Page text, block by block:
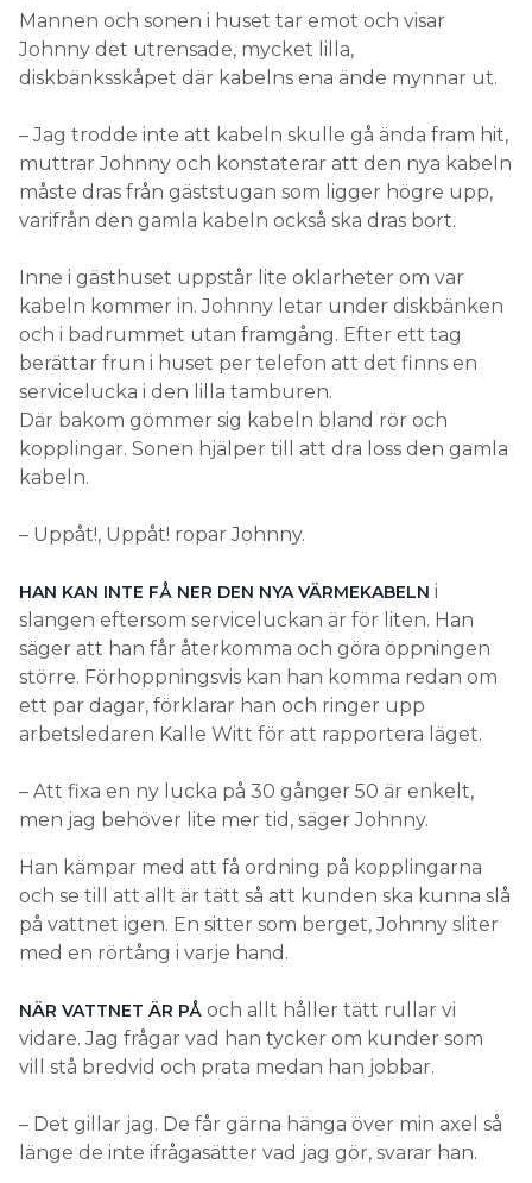
Mannen och sonen i huset tar emot och visar
Johnny det utrensade, mycket lilla,
diskbänksskåpet där kabelns ena ände mynnar ut.
– Jag trodde inte att kabeln skulle gå ända fram hit,
muttrar Johnny och konstaterar att den nya kabeln
måste dras från gäststugan som ligger högre upp,
varifrån den gamla kabeln också ska dras bort.
Inne i gästhuset uppstår lite oklarheter om var
kabeln kommer in. Johnny letar under diskbänken
och i badrummet utan framgång. Efter ett tag
berättar frun i huset per telefon att det finns en
servicelucka i den lilla tamburen.
Där bakom gömmer sig kabeln bland rör och
kopplingar. Sonen hjälper till att dra loss den gamla
kabeln.
– Uppåt!, Uppåt! ropar Johnny.
HAN KAN INTE FÅ NER DEN NYA VÄRMEKABELN i
slangen eftersom serviceluckan är för liten. Han
säger att han får återkomma och göra öppningen
större. Förhoppningsvis kan han komma redan om
ett par dagar, förklarar han och ringer upp
arbetsledaren Kalle Witt för att rapportera läget.
– Att fixa en ny lucka på 30 gånger 50 är enkelt,
men jag behöver lite mer tid, säger Johnny.
Han kämpar med att få ordning på kopplingarna
och se till att allt är tätt så att kunden ska kunna slå
på vattnet igen. En sitter som berget, Johnny sliter
med en rörtång i varje hand.
NÄR VATTNET ÄR PÅ och allt håller tätt rullar vi
vidare. Jag frågar vad han tycker om kunder som
vill stå bredvid och prata medan han jobbar.
– Det gillar jag. De får gärna hänga över min axel så
länge de inte ifrågasätter vad jag gör, svarar han.